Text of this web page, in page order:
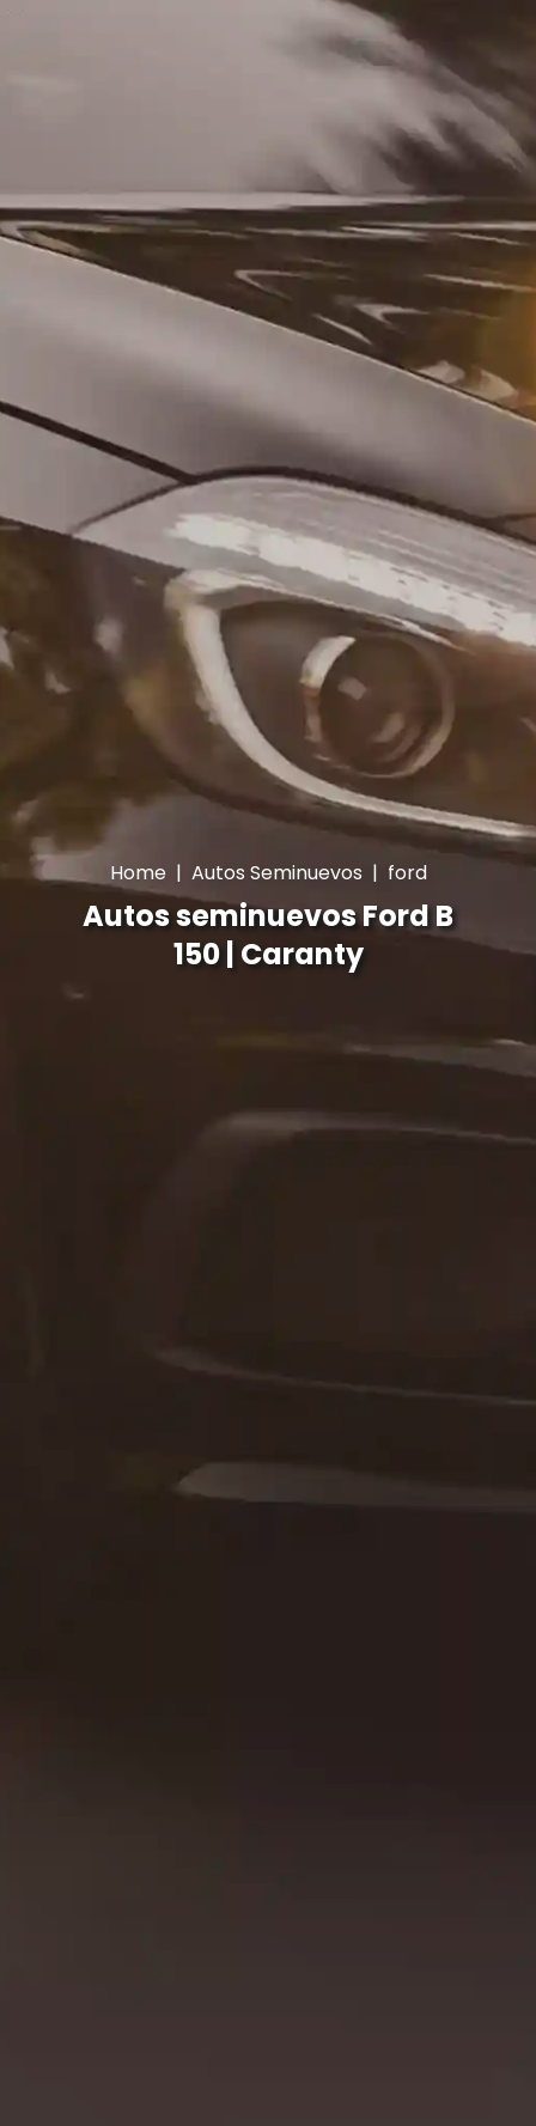
Home | Autos Seminuevos | ford
Autos seminuevos Ford B
150 | Caranty